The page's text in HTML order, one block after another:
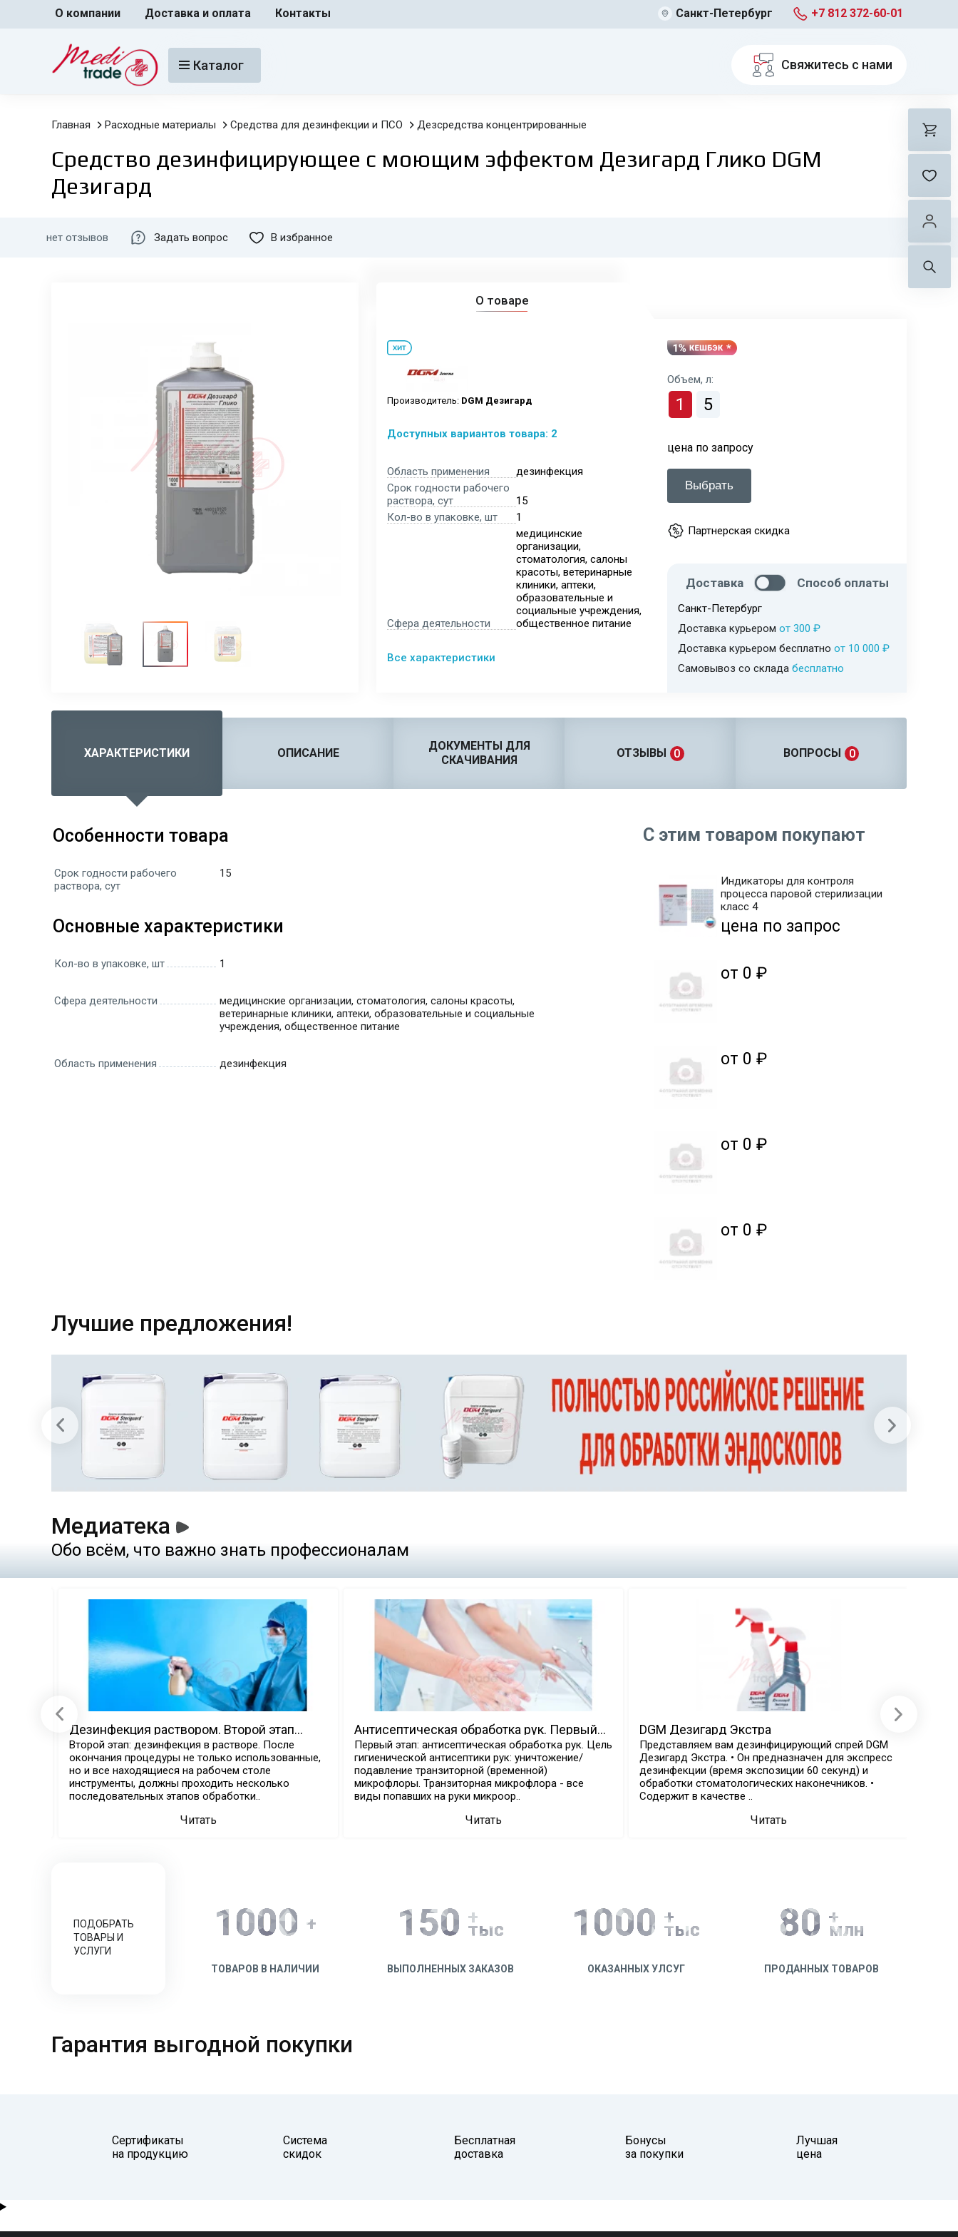
О компании Доставка и оплата Контакты Санкт-Петербург +7 812 372-60-01
Каталог Свяжитесь с нами
Главная Расходные материалы Средства для дезинфекции и ПСО Дезсредства концентрированные
Средство дезинфицирующее с моющим эффектом Дезигард Глико DGM
Дезигард
нет отзывов Задать вопрос В избранное
О товаре
Производитель: DGM Дезигард
Доступных вариантов товара: 2
Область применения
дезинфекция
Срок годности рабочего
раствора, сут
15
Кол-во в упаковке, шт
1
Сфера деятельности
медицинские
организации,
стоматология, салоны
красоты, ветеринарные
клиники, аптеки,
образовательные и
социальные учреждения,
общественное питание
Все характеристики
Объем, л:
1 5
цена по запросу
Выбрать
Партнерская скидка
Доставка Способ оплаты
Санкт-Петербург
Доставка курьером от 300 ₽
Доставка курьером бесплатно от 10 000 ₽
Самовывоз со склада бесплатно
ХАРАКТЕРИСТИКИ ОПИСАНИЕ
ДОКУМЕНТЫ ДЛЯ
СКАЧИВАНИЯ
ОТЗЫВЫ 0 ВОПРОСЫ 0
Особенности товара
Срок годности рабочего
раствора, сут
15
Основные характеристики
Кол-во в упаковке, шт 1
Сфера деятельности
медицинские организации, стоматология, салоны красоты,
ветеринарные клиники, аптеки, образовательные и социальные
учреждения, общественное питание
Область применения дезинфекция
С этим товаром покупают
Индикаторы для контроля
процесса паровой стерилизации
класс 4
цена по запрос
от 0 ₽
от 0 ₽
от 0 ₽
от 0 ₽
Лучшие предложения!
Медиатека
Обо всём, что важно знать профессионалам
Дезинфекция раствором. Второй этап
дезинфекционной обработки
Второй этап: дезинфекция в растворе. После
окончания процедуры не только использованные,
но и все находящиеся на рабочем столе
инструменты, должны проходить несколько
последовательных этапов обработки..
Читать
Антисептическая обработка рук. Первый
этап дезинфекционной обработки
Первый этап: антисептическая обработка рук. Цель
гигиенической антисептики рук: уничтожение/
подавление транзиторной (временной)
микрофлоры. Транзиторная микрофлора - все
виды попавших на руки микроор..
Читать
DGM Дезигард Экстра
Представляем вам дезинфицирующий спрей DGM
Дезигард Экстра. • Он предназначен для экспресс
дезинфекции (время экспозиции 60 секунд) и
обработки стоматологических наконечников. •
Содержит в качестве ..
Читать
ПОДОБРАТЬ
ТОВАРЫ И
УСЛУГИ
1000 +
ТОВАРОВ В НАЛИЧИИ
150 +
тыс
ВЫПОЛНЕННЫХ ЗАКАЗОВ
1000 +
тыс
ОКАЗАННЫХ УЛСУГ
80 +
млн
ПРОДАННЫХ ТОВАРОВ
Гарантия выгодной покупки
Сертификаты
на продукцию
Система
скидок
Бесплатная
доставка
Бонусы
за покупки
Лучшая
цена